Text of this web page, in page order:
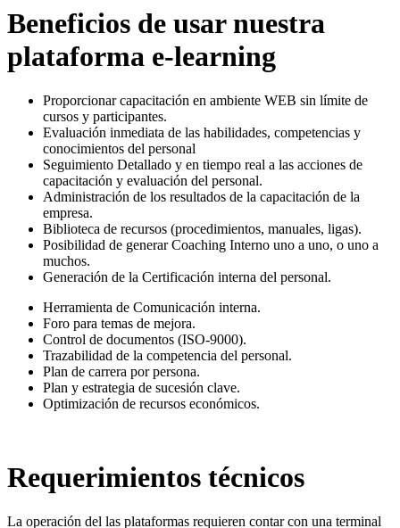
Beneficios de usar nuestra
plataforma e-learning
Proporcionar capacitación en ambiente WEB sin límite de
cursos y participantes.
Evaluación inmediata de las habilidades, competencias y
conocimientos del personal
Seguimiento Detallado y en tiempo real a las acciones de
capacitación y evaluación del personal.
Administración de los resultados de la capacitación de la
empresa.
Biblioteca de recursos (procedimientos, manuales, ligas).
Posibilidad de generar Coaching Interno uno a uno, o uno a
muchos.
Generación de la Certificación interna del personal.
Herramienta de Comunicación interna.
Foro para temas de mejora.
Control de documentos (ISO-9000).
Trazabilidad de la competencia del personal.
Plan de carrera por persona.
Plan y estrategia de sucesión clave.
Optimización de recursos económicos.
Requerimientos técnicos
La operación del las plataformas requieren contar con una terminal